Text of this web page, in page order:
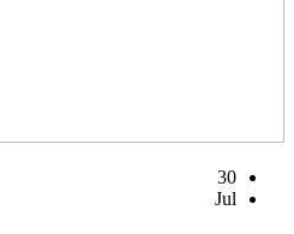
30
Jul